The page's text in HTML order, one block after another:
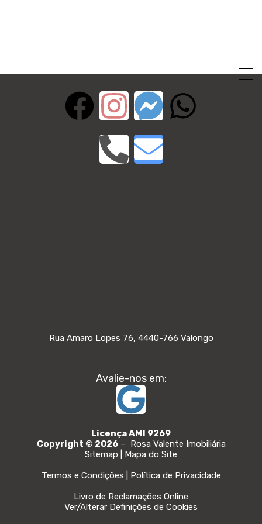
uma nova pesquisa.
Reset Search
You can also look into the popular
Comprar Terreno
Porto
(Distrito)
Rua Amaro Lopes 76, 4440-766 Valongo
Avalie-nos em:
Licença AMI 9269
Copyright © 2026– Rosa Valente Imobiliária
Sitemap | Mapa do Site
Termos e Condições | Política de Privacidade
Livro de Reclamações Online
Ver/Alterar Definições de Cookies